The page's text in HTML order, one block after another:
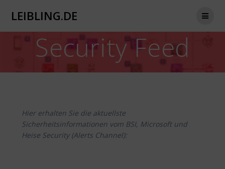
LEIBLING.DE
Security Feed
Hier erhalten Sie die aktuellste
Sicherheitsinformationen vom BSI, Microsoft und
Heise Security (Alerts Channel):